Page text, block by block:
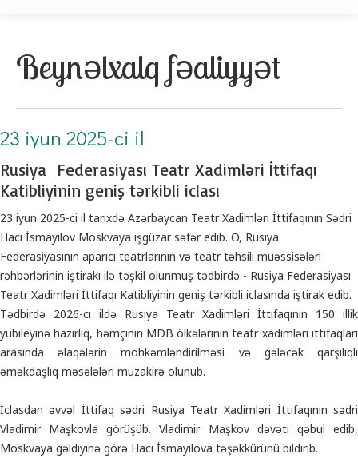
Beynəlxalq fəaliyyət
23 iyun 2025-ci il
Rusiya Federasiyası Teatr Xadimləri İttifaqı
Katibliyinin geniş tərkibli iclası
23 iyun 2025-ci il tarixdə Azərbaycan Teatr Xadimləri İttifaqının Sədri
Hacı İsmayılov Moskvaya işgüzar səfər edib. O, Rusiya
Federasiyasının aparıcı teatrlarının və teatr təhsili müəssisələri
rəhbərlərinin iştirakı ilə təşkil olunmuş tədbirdə - Rusiya Federasiyası
Teatr Xadimləri İttifaqı Katibliyinin geniş tərkibli iclasında iştirak edib.
Tədbirdə 2026-cı ildə Rusiya Teatr Xadimləri İttifaqının 150 illik
yubileyinə hazırlıq, həmçinin MDB ölkələrinin teatr xadimləri ittifaqları
arasında əlaqələrin möhkəmləndirilməsi və gələcək qarşılıqlı
əməkdaşlıq məsələləri müzakirə olunub.
İclasdan əvvəl İttifaq sədri Rusiya Teatr Xadimləri İttifaqının sədri
Vladimir Maşkovla görüşüb. Vladimir Maşkov dəvəti qəbul edib,
Moskvaya gəldiyinə görə Hacı İsmayılova təşəkkürünü bildirib.